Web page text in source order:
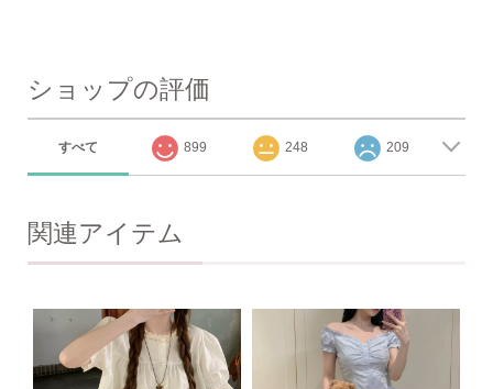
ショップの評価
すべて 899 248 209
関連アイテム